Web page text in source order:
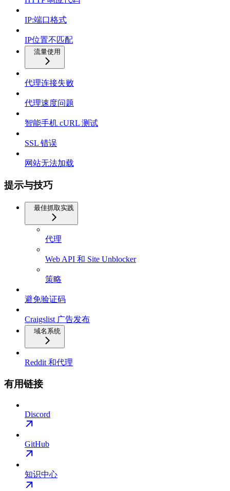
IP:端口格式
IP位置不匹配
流量使用
代理连接失败
代理速度问题
智能手机 cURL 测试
SSL 错误
网站无法加载
提示与技巧
最佳抓取实践
代理
Web API 和 Site Unblocker
策略
避免验证码
Craigslist 广告发布
域名系统
Reddit 和代理
有用链接
Discord
GitHub
知识中心